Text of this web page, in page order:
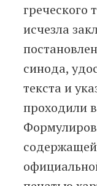
греческого
исчезла
синода,
текста и
проходили